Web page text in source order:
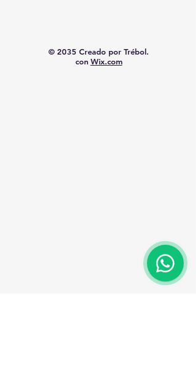
© 2035 Creado por Trébol.
con Wix.com